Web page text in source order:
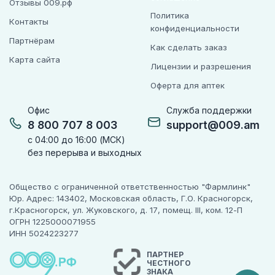
Общие расстройства и нарушения в месте введения:
флебит после внутривенного введения. Его можно
избежать, если вводить препарат медленно в
течение 5 минут, предпочтительно в крупную вену.
Внутримышечная инъекция без применения
При лечении препаратом Стерицеф® у пациентов
могут отмечаться ложноположительные результаты
пробы Кумбса. Как и другие антибиотики, препарат
Стерицеф® может давать ложноположительный
Ложноположительные результаты могут быть
получены и при определении глюкозы в моче
неферментными методами, поэтому в ходе терапии
препаратом Стерицеф® глюкозурию при
необходимости нужно определять только
ферментным методом.
Цефтриаксон может вызывать недостоверное
Офис
8 800 707 8 003
с 04:00 до 16:00 (МСК)
без перерыва и выходных
Служба поддержки
support@009.am
Отзывы 009.рф
Контакты
Партнёрам
Карта сайта
Политика
конфиденциальности
Как сделать заказ
Лицензии и разрешения
Оферта для аптек
Общество с ограниченной ответственностью "Фармлинк"
Юр. Адрес: 143402, Московская область, Г.О. Красногорск,
г.Красногорск, ул. Жуковского, д. 17, помещ. III, ком. 12-П
ОГРН 1225000071955
ИНН 5024223277
ПАРТНЕР
ЧЕСТНОГО
ЗНАКА